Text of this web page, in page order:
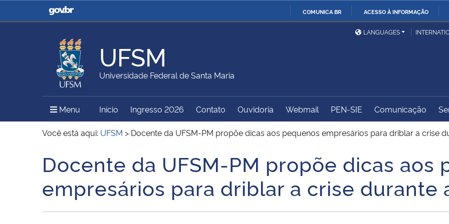
COMUNICA BR ACESSO À INFORMAÇÃO
Casa Civil
Ministério da Justiça e
Ministério da Defesa
Ministério das Relações
Exteriores
Ministério da Agricultura,
Pecuária e Abastecimento
Ministério da Educação
Ministério do Meio Ambiente Ministério do Turismo
Ministério do
Desenvolvimento Regional
Controladoria-Geral da
União
Secretaria de Governo
Gabinete de Segurança
Institucional
Advocacia-Geral da União Banco Central do Brasil
LANGUAGES
UFSM
Universidade Federal de Santa Maria
Menu Menu Principal do Sítio
Início Ingresso 2026 Contato Ouvidoria Webmail PEN-SIE Comunicação
Você está aqui: UFSM > Docente da UFSM-PM propõe dicas aos pequenos empresários para driblar a crise
Início do conteúdo
Docente da UFSM-PM propõe dicas aos
empresários para driblar a crise durante